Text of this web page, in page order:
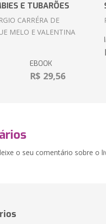
E TUBARÕES
CARRÉRA DE
MELO E VALENTINA
EBOOK
R$ 29,56
o seu comentário sobre o